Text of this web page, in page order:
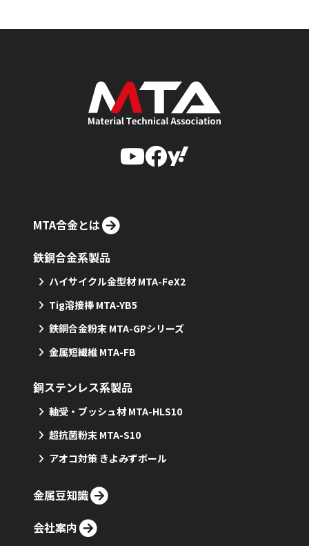
MTA合金とは
鉄銅合金系製品
ハイサイクル金型材 MTA-FeX2
Tig溶接棒 MTA-YB5
鉄銅合金粉末 MTA-GPシリーズ
金属短繊維 MTA-FB
銅ステンレス系製品
軸受・ブッシュ材 MTA-HLS10
超抗菌粉末 MTA-S10
アオコ対策 きよみずボール
金属豆知識
会社案内